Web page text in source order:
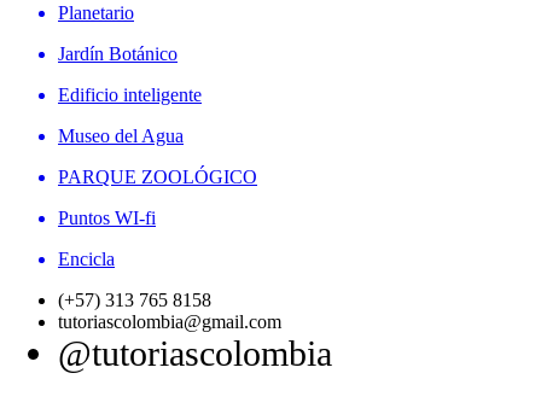
Planetario
Jardín Botánico
Edificio inteligente
Museo del Agua
PARQUE ZOOLÓGICO
Puntos WI-fi
Encicla
(+57) 313 765 8158
tutoriascolombia@gmail.com
@tutoriascolombia